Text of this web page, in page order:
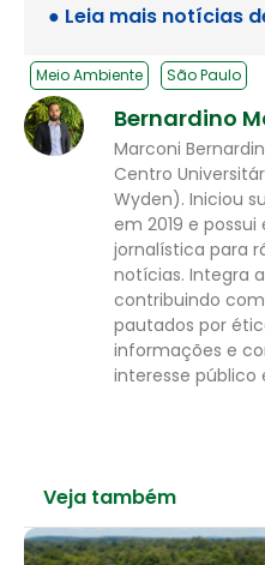
● Leia mais notícias
Meio Ambiente São Paulo
Bernardino
Marconi
Centro
Wyden). Iniciou
em 2019 e
jornalística para
notícias. Integra
contribuindo
pautados por
informações e
interesse público
Veja também